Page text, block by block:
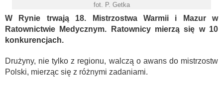
fot. P. Getka
W Rynie trwają 18. Mistrzostwa Warmii i Mazur w
Ratownictwie Medycznym. Ratownicy mierzą się w 10
konkurencjach.
Drużyny, nie tylko z regionu, walczą o awans do mistrzostw
Polski, mierząc się z różnymi zadaniami.